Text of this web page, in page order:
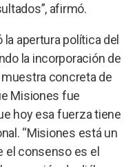
afirmó.
apertura política del
la incorporación de
concreta de
Misiones fue
hoy esa fuerza tiene
“Misiones está un
el consenso es el